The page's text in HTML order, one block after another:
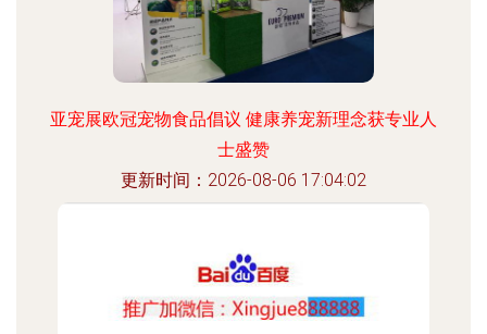
亚宠展欧冠宠物食品倡议 健康养宠新理念获专业人
士盛赞
更新时间：2026-08-06 17:04:02